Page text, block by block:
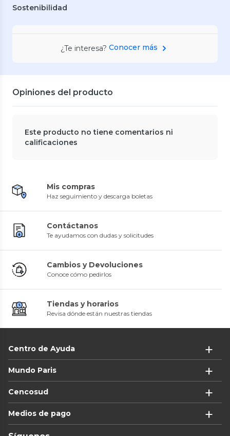
Sostenibilidad
¿Te interesa? Conocer más
Opiniones del producto
Este producto no tiene comentarios ni
calificaciones
Mis compras
Haz seguimiento y descarga boletas
Contáctanos
Te ayudamos con dudas y solicitudes
Cambios y Devoluciones
Conoce cómo pedirlos
Tiendas y horarios
Revisa dónde están nuestras tiendas
Centro de Ayuda
Mundo Paris
Cencosud
Medios de pago